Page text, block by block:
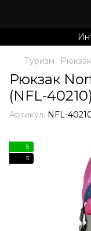
Туризм
Рюкзак
(NFL-40210)
Артикул: NFL-
5
5